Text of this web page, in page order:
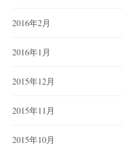
2016年2月
2016年1月
2015年12月
2015年11月
2015年10月